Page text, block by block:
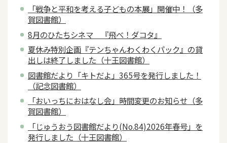
「戦争と平和を考える子どもの本展」開催中！（多
賀図書館）
8月のひたちシネマ 『飛べ！ダコタ』
夏休み特別企画『テンちゃんわくわくパック』の貸
出しは終了しました（十王図書館）
図書館だより「キトだよ」365号を発行しました！
（記念図書館）
「おいっちにおはなし会」時間変更のお知らせ（多
賀図書館）
「じゅうおう図書館だより(No.84)2026年春号」を
発行しました（十王図書館）